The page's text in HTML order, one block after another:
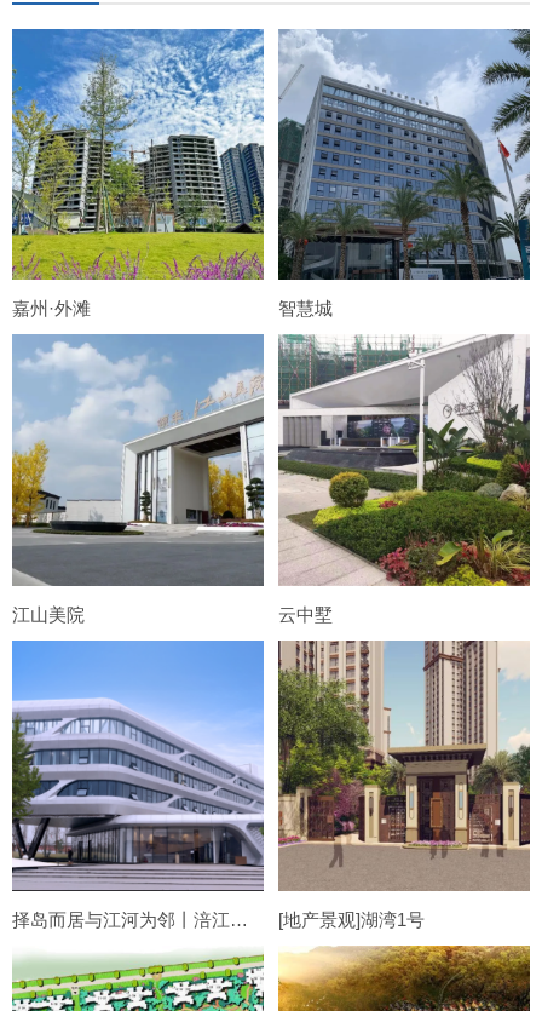
嘉州·外滩 智慧城
江山美院 云中墅
择岛而居与江河为邻丨涪江万达展示区 [地产景观]湖湾1号